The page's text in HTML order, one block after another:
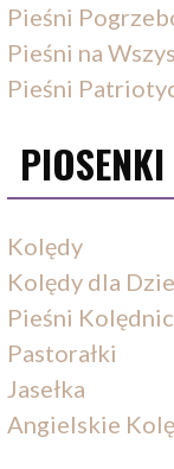
Pieśni
Pieśni na
Pieśni
Kolędy
Kolędy dla
Pieśni
Pastorałki
Jasełka
Angielskie